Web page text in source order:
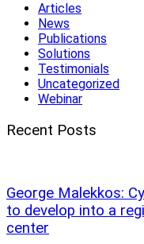
Articles
News
Publications
Solutions
Testimonials
Uncategorized
Webinar
Recent Posts
George Malekkos:
to develop into a
center